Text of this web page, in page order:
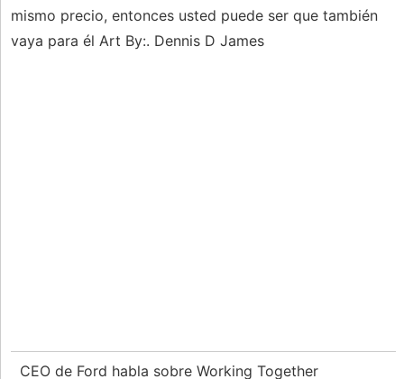
mismo precio, entonces usted puede ser que también
vaya para él Art By:. Dennis D James
CEO de Ford habla sobre Working Together